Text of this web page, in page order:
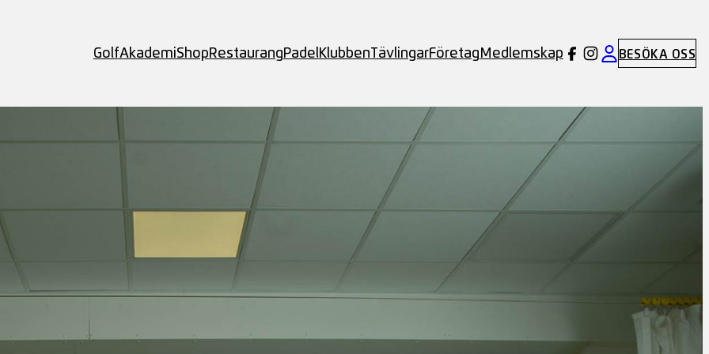
GolfAkademiShopRestaurangPadelKlubbenTävlingarFöretag Medlemskap BESÖKA OSS